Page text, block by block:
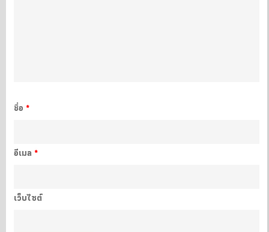
ชื่อ*
อีเมล*
เว็บไซต์